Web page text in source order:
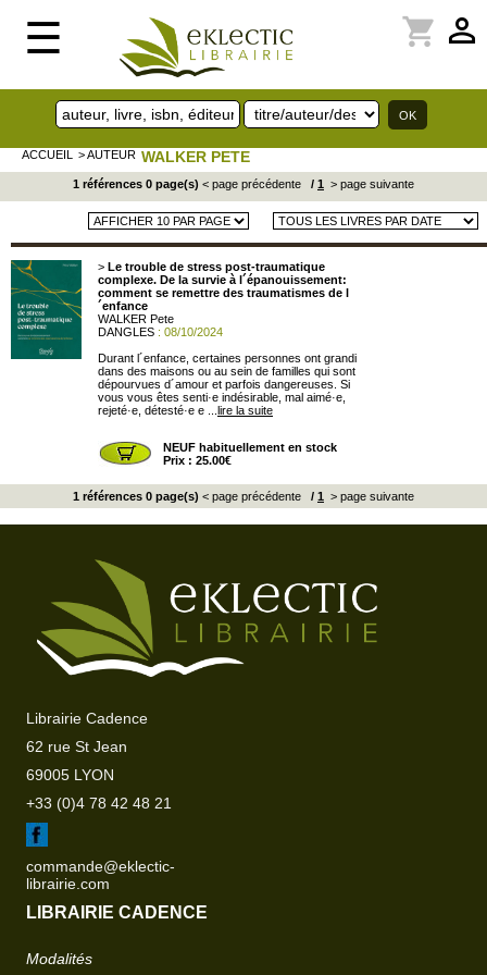
☰ perm_identity
shopping_cart
ACCUEIL > AUTEUR WALKER PETE
1 références 0 page(s) < page précédente / 1 > page suivante
> Le trouble de stress post-traumatique
complexe. De la survie à l´épanouissement:
comment se remettre des traumatismes de l
´enfance
WALKER Pete
DANGLES : 08/10/2024
Durant l´enfance, certaines personnes ont grandi
dans des maisons ou au sein de familles qui sont
dépourvues d´amour et parfois dangereuses. Si
vous vous êtes senti·e indésirable, mal aimé·e,
rejeté·e, détesté·e e ... lire la suite
NEUF habituellement en stock
Prix : 25.00€
1 références 0 page(s) < page précédente / 1 > page suivante
Librairie Cadence
62 rue St Jean
69005 LYON
+33 (0)4 78 42 48 21
commande@eklectic-
librairie.com
LIBRAIRIE CADENCE
Modalités